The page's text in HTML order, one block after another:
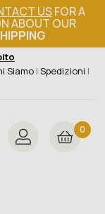
USFOR A
ABOUT OUR
(Lun - Ven / 8.30 -
Siamo| Spedizioni |
0